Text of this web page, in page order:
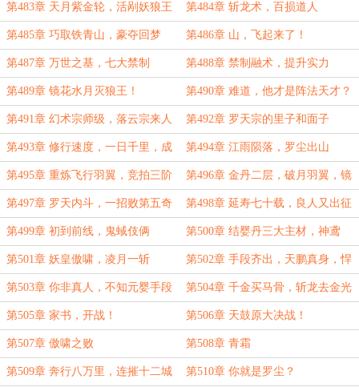
第483章 天月紫金轮，活剐妖狼王
（求月票！）
第484章 斩龙术，百损道人
第485章 巧取铁青山，豪夺回梦
岭！
第486章 山，飞起来了！
第487章 万世之基，七大禁制 第488章 禁制融术，提升实力
第489章 镜花水月灭狼王！ 第490章 难道，他才是阵法天才？
第491章 幻术宗师级，落云宗来人 第492章 罗天宗的里子和面子
第493章 修行速度，一日千里，成
也体魄，败也体魄！
第494章 江雨陨落，罗尘出山
第495章 重炼飞行羽翼，竞拍三阶
狼王
第496章 金丹二层，破月羽翼，镜
花水月，血泪再现
第497章 罗天内斗，一招败第五奇 第498章 延寿七十载，良人又出征
第499章 初到前线，鬼蜮伎俩 第500章 结婴丹三大主材，神鸢
尾、紫猴花、五行莲台
第501章 妖皇傲啸，凌月一斩 第502章 手段齐出，天鹏真身，悍
然冲撞金狼王！
第503章 你非真人，不知元婴手段 第504章 千金买马骨，斩龙去金光
第505章 家书，开战！ 第506章 天鼓原大决战！
第507章 傲啸之败 第508章 青霜
第509章 奔行八万里，连摧十二城 第510章 你就是罗尘？